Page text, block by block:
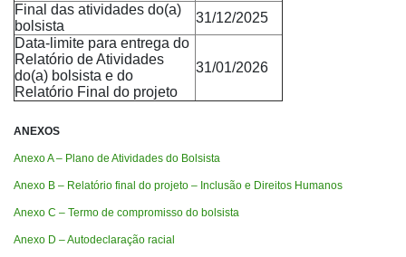
Final das atividades do(a)
bolsista
31/12/2025
Data-limite para entrega do
Relatório de Atividades
do(a) bolsista e do
Relatório Final do projeto
31/01/2026
ANEXOS
Anexo A – Plano de Atividades do Bolsista
Anexo B – Relatório final do projeto – Inclusão e Direitos Humanos
Anexo C – Termo de compromisso do bolsista
Anexo D – Autodeclaração racial